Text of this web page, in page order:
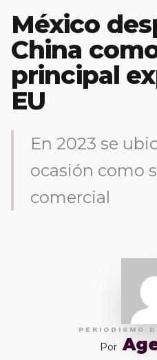
México
China
principal
EU
En 2023 se
ocasión como
comercial
PERIODISMO
Por